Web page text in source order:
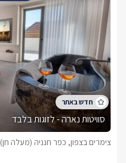
סוויטות נארה - לזוגות בלבד
צימרים בצפון, כפר חנניה (מעלה חן)